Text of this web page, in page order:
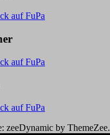
auf FuPa
auf FuPa
auf FuPa
zeeDynamic by ThemeZee.